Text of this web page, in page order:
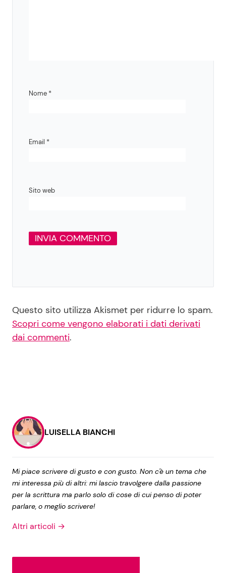
Nome *
Email *
Sito web
Questo sito utilizza Akismet per ridurre lo spam.
Scopri come vengono elaborati i dati derivati
dai commenti.
LUISELLA BIANCHI
Mi piace scrivere di gusto e con gusto. Non c'è un tema che
mi interessa più di altri: mi lascio travolgere dalla passione
per la scrittura ma parlo solo di cose di cui penso di poter
parlare, o meglio scrivere!
Altri articoli →